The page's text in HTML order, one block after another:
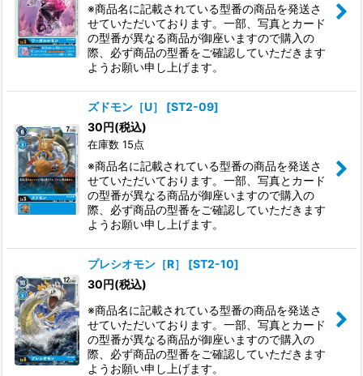
※商品名に記載されている型番の商品を発送さ
せていただいております。一部、写真とカード
の型番が異なる商品が御座いますので購入の
際、必ず商品の型番をご確認していただきます
ようお願い申し上げます。
ズドモン［U］ [ST2-09]
30円(税込)
在庫数 15点
※商品名に記載されている型番の商品を発送さ
せていただいております。一部、写真とカード
の型番が異なる商品が御座いますので購入の
際、必ず商品の型番をご確認していただきます
ようお願い申し上げます。
プレシオモン［R］ [ST2-10]
30円(税込)
※商品名に記載されている型番の商品を発送さ
せていただいております。一部、写真とカード
の型番が異なる商品が御座いますので購入の
際、必ず商品の型番をご確認していただきます
ようお願い申し上げます。